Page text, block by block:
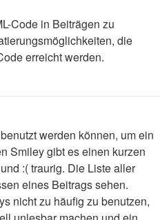
Code in Beiträgen zu
die
erreicht werden.
werden können, um ein
Smiley gibt es einen kurzen
:( traurig. Die Liste aller
eines Beitrags sehen.
nicht zu häufig zu benutzen,